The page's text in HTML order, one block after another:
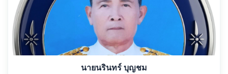
นายนรินทร์ บุญชม